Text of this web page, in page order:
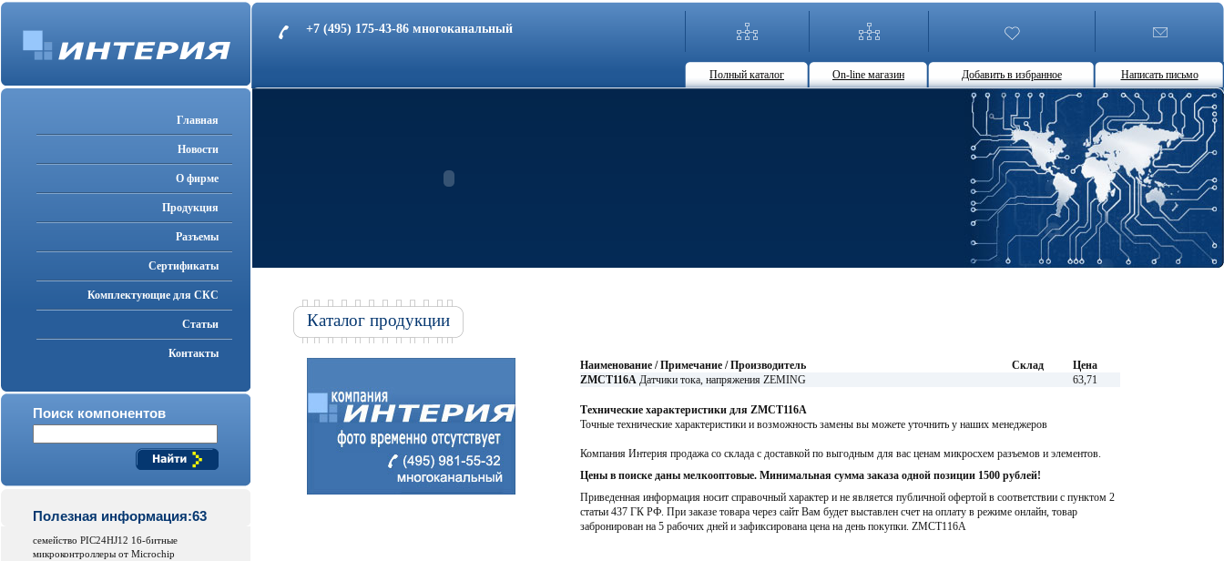
+7 (495) 175-43-86 многоканальный
Полный каталог On-line магазин Добавить в избранное Написать письмо
Главная
Новости
О фирме
Продукция
Разъемы
Cертификаты
Комплектующие для СКС
Статьи
Контакты
Поиск компонентов
Полезная информация:63
семейство PIC24HJ12 16-битные
микроконтроллеры от Microchip
Каталог продукции
Наименование / Примечание / Производитель Склад
Цена
ZMCT116A Датчики тока, напряжения ZEMING 63,71
Технические характеристики для ZMCT116A
Точные технические характеристики и возможность замены вы можете уточнить у наших менеджеров
Компания Интерия продажа со склада с доставкой по выгодным для вас ценам микросхем разъемов и элементов.
Цены в поиске даны мелкооптовые. Минимальная сумма заказа одной позиции 1500 рублей!
Приведенная информация носит справочный характер и не является публичной офертой в соответствии с пунктом 2
статьи 437 ГК РФ. При заказе товара через сайт Вам будет выставлен счет на оплату в режиме онлайн, товар
забронирован на 5 рабочих дней и зафиксирована цена на день покупки. ZMCT116A